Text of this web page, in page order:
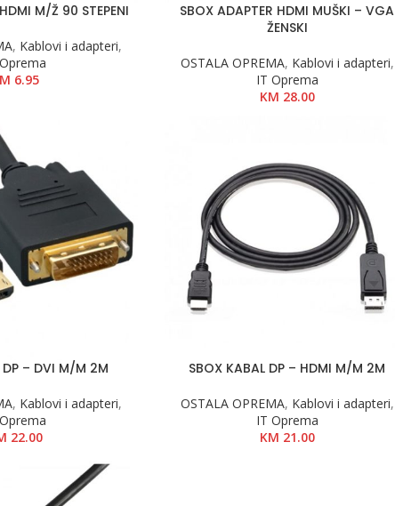
M/Ž 90 STEPENI
, Kablovi i adapteri,
6.95
SBOX ADAPTER HDMI MUŠKI – VGA
ŽENSKI
OSTALA OPREMA, Kablovi i adapteri,
IT Oprema
KM 28.00
DP – DVI M/M 2M
, Kablovi i adapteri,
22.00
SBOX KABAL DP – HDMI M/M 2M
OSTALA OPREMA, Kablovi i adapteri,
IT Oprema
KM 21.00